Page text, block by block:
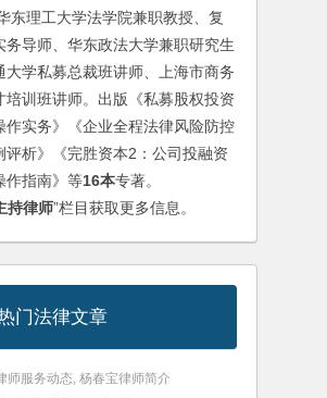
工大学法学院兼职教授、复
务导师、华东政法大学兼职研究生
大学私募总裁班讲师、上海市商务
培训班讲师。出版《私募股权投资
作实务》《企业全程法律风险防控
评析》《完胜资本2：公司投融资
作指南》等16本专著。
持律师”栏目获取更多信息。
门法律文章
师服务动态, 杨春宝律师简介